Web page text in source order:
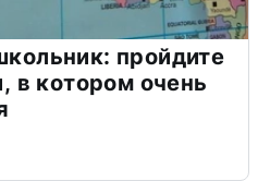
пройдите
в котором очень